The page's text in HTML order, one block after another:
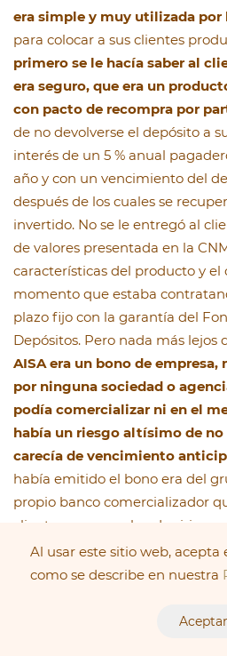
Al usar este sitio web, acepta
como se describe en nuestra
Aceptar
era simple y muy utilizada por
para colocar a sus clientes
primero se le hacía saber al
era seguro, que era un
con pacto de recompra por
de no devolverse el depósito a
interés de un 5 % anual
año y con un vencimiento del
después de los cuales se
invertido. No se le entregó al
de valores presentada en la
características del producto y
momento que estaba
plazo fijo con la garantía del
Depósitos. Pero nada más lejos
AISA era un bono de
por ninguna sociedad o
podía comercializar ni en el
había un riesgo altísimo de
carecía de vencimiento
había emitido el bono era del
propio banco comercializador
clientes para que lo adquirieran
también al cliente, que AISA
contable, que había sido
meses antes y que la emisión